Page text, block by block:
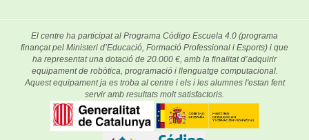
El centre ha participat al Programa Código Escuela 4.0 (programa
finançat pel Ministeri d’Educació, Formació Professional i Esports) i que
ha representat una dotació de 20.000 €, amb la finalitat d’adquirir
equipament de robòtica, programació i llenguatge computacional.
Aquest equipament ja es troba al centre i els i les alumnes l'estan fent
servir amb resultats molt satisfactoris.